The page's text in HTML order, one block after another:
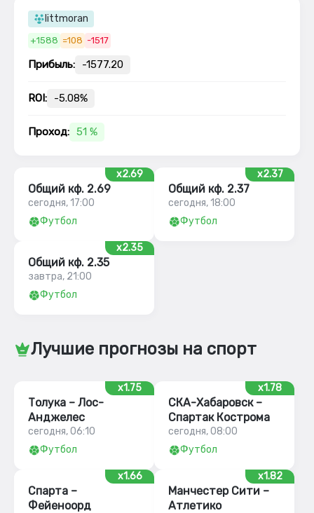
littmoran
+1588 =108 -1517
Прибыль: -1577.20
ROI: -5.08%
Проход: 51 %
x2.69
Общий кф. 2.69
сегодня, 17:00
Футбол
x2.37
Общий кф. 2.37
сегодня, 18:00
Футбол
x2.35
Общий кф. 2.35
завтра, 21:00
Футбол
Лучшие прогнозы на спорт
x1.75
Толука – Лос-
Анджелес
сегодня, 06:10
Футбол
x1.78
СКА-Хабаровск –
Спартак Кострома
сегодня, 08:00
Футбол
x1.66
Спарта –
Фейеноорд
x1.82
Манчестер Сити –
Атлетико